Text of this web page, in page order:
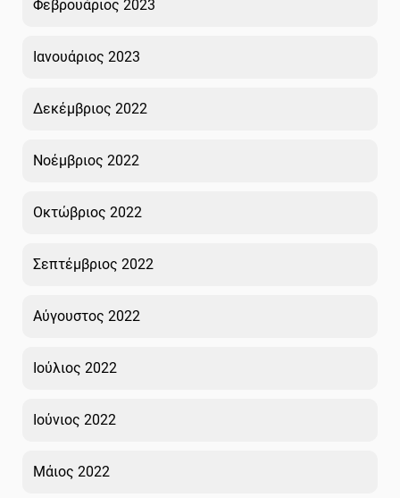
Φεβρουάριος 2023
Ιανουάριος 2023
Δεκέμβριος 2022
Νοέμβριος 2022
Οκτώβριος 2022
Σεπτέμβριος 2022
Αύγουστος 2022
Ιούλιος 2022
Ιούνιος 2022
Μάιος 2022